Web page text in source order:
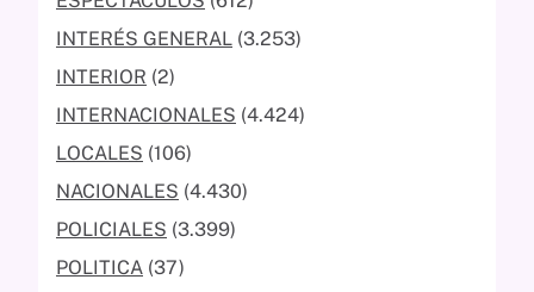
INTERÉS GENERAL (3.253)
INTERIOR (2)
INTERNACIONALES (4.424)
LOCALES (106)
NACIONALES (4.430)
POLICIALES (3.399)
POLITICA (37)